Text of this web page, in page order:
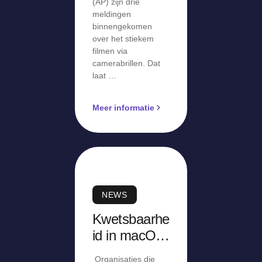
(AP) zijn drie
meldingen
binnengekomen
over het stiekem
filmen via
camerabrillen. Dat
laat …
Meer informatie
NEWS
Kwetsbaarhe
id in macOS
Organisaties die